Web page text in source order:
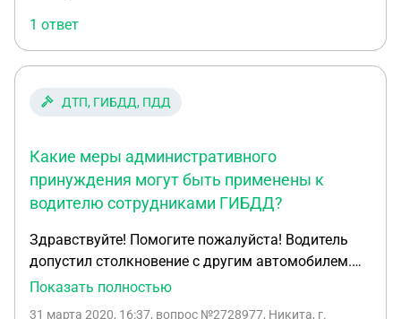
причинен ущерб на сумму 25000. Собственник
потребовал, чтобы я и водитель возместили
ущерб в полном объеме. возможно ли
привлечение меня и водителя к материальной
ответственности? Если возможно, определите вид
1 ответ
ДТП, ГИБДД, ПДД
Какие меры административного
принуждения могут быть применены к
водителю сотрудниками ГИБДД?
Здравствуйте! Помогите пожалуйста! Водитель
допустил столкновение с другим автомобилем.
Испугавшись ответственности, водитель
Показать полностью
31 марта 2020, 16:37, вопрос №2728977, Никита, г.